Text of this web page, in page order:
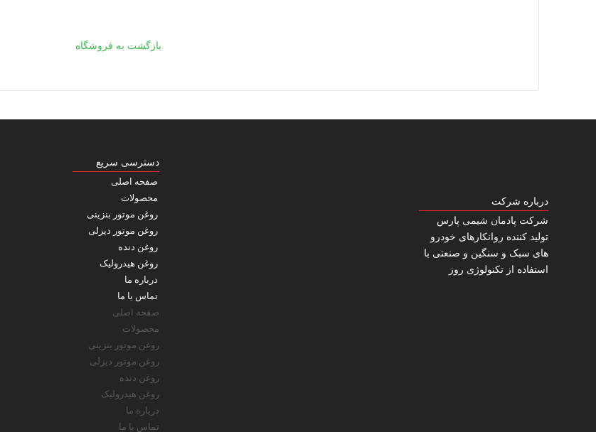
بازگشت به فروشگاه
درباره شرکت
شرکت پادمان شیمی پارس
تولید کننده روانکارهای خودرو
های سبک و سنگین و صنعتی با
استفاده از تکنولوژی روز
دسترسی سریع
صفحه اصلی
محصولات
روغن موتور بنزینی
روغن موتور دیزلی
روغن دنده
روغن هیدرولیک
درباره ما
تماس با ما
صفحه اصلی
محصولات
روغن موتور بنزینی
روغن موتور دیزلی
روغن دنده
روغن هیدرولیک
درباره ما
تماس با ما